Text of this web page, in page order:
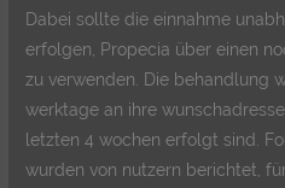
Dabei sollte die einnahme
erfolgen, Propecia über einen
zu verwenden. Die behandlung
werktage an ihre
letzten 4 wochen erfolgt sind.
wurden von nutzern berichtet,